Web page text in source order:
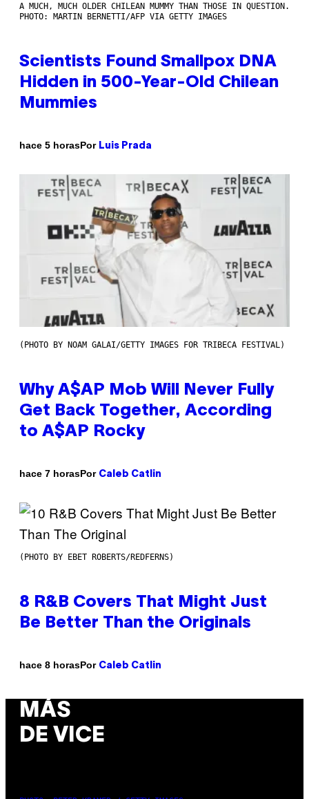
A MUCH, MUCH OLDER CHILEAN MUMMY THAN THOSE IN QUESTION.
PHOTO: MARTIN BERNETTI/AFP VIA GETTY IMAGES
Scientists Found Smallpox DNA
Hidden in 500-Year-Old Chilean
Mummies
hace 5 horasPor Luis Prada
(PHOTO BY NOAM GALAI/GETTY IMAGES FOR TRIBECA FESTIVAL)
Why A$AP Mob Will Never Fully
Get Back Together, According
to A$AP Rocky
hace 7 horasPor Caleb Catlin
(PHOTO BY EBET ROBERTS/REDFERNS)
8 R&B Covers That Might Just
Be Better Than the Originals
hace 8 horasPor Caleb Catlin
MÁS
DE VICE